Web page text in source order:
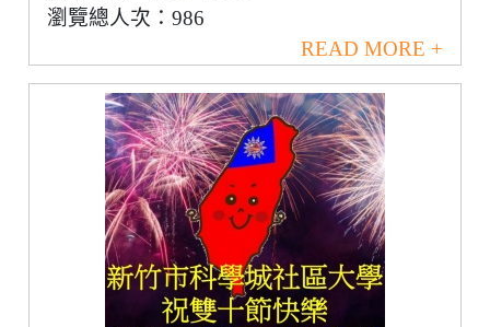
瀏覽總人次：986
READ MORE +